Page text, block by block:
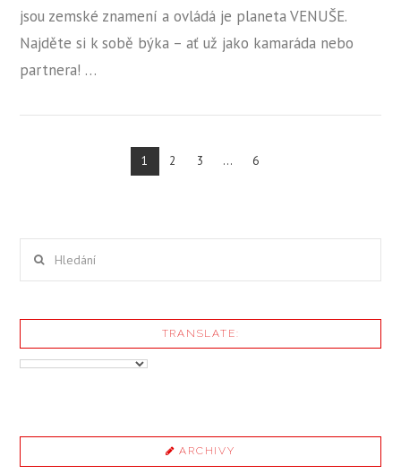
jsou zemské znamení a ovládá je planeta VENUŠE.
Najděte si k sobě býka – ať už jako kamaráda nebo
partnera! …
1 2 3 ... 6
TRANSLATE:
ARCHIVY